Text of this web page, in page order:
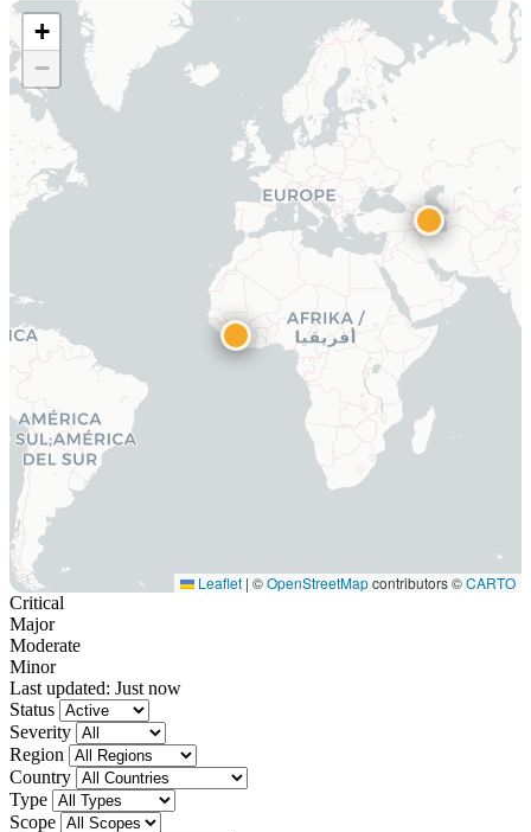
+
−
Leaflet | ©OpenStreetMapcontributors ©CARTO
Critical
Major
Moderate
Minor
Last updated: Just now
Status
Severity
Region
Country
Type
Scope